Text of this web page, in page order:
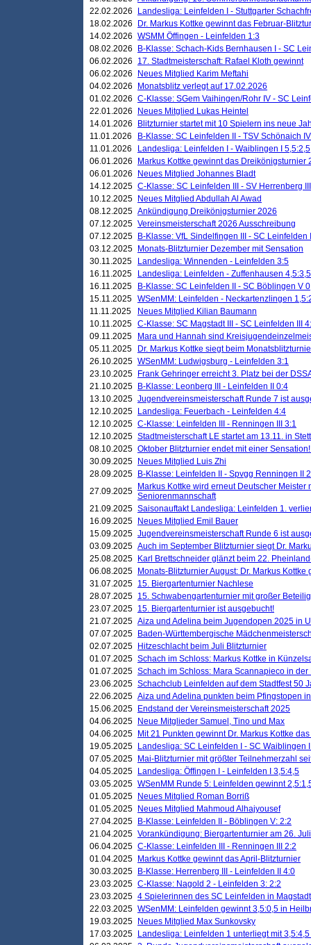
22.02.2026
Landesliga: Leinfelden I - Stuttgarter
18.02.2026
Dr. Markus Kottke gewinnt das Februar-
14.02.2026 WSMM Öffingen - Leinfelden 1:3
08.02.2026
B-Klasse: Schach-Kids Bernhausen I - SC
06.02.2026
17. Stadtmeisterschaft: Rafael Kloth gewinnt
06.02.2026
Neues Mitglied Karim Meftahi
04.02.2026
Monatsblitz verlegt auf 17.02.2026
01.02.2026 C-Klasse: SGem Vaihingen/Rohr IV - SC
22.01.2026
Neues Mitglied Lukas Heintel
14.01.2026
Blitzturnier startet mit 10 Spielern ins neue
11.01.2026
B-Klasse: SC Leinfelden II - TSV Schönaich
11.01.2026
Landesliga: Leinfelden I - Waiblingen I 5,5:2,5
06.01.2026
Markus Kottke gewinnt das Dreikönigsturnier
06.01.2026
Neues Mitglied Johannes Bladt
14.12.2025 C-Klasse: SC Leinfelden III - SV Herrenberg
10.12.2025
Neues Mitglied Abdullah Al Awad
08.12.2025 Ankündigung Dreikönigsturnier 2026
07.12.2025 Vereinsmeisterschaft 2026 Ausschreibung
07.12.2025
B-Klasse: VfL Sindelfingen III - SC Leinfelden
03.12.2025
Monats-Blitzturnier Dezember mit Sensation
30.11.2025
Landesliga: Winnenden - Leinfelden 3:5
16.11.2025
Landesliga: Leinfelden - Zuffenhausen 4,5:3,5
16.11.2025
B-Klasse: SC Leinfelden II - SC Böblingen V
15.11.2025 WSenMM: Leinfelden - Neckartenzlingen
11.11.2025
Neues Mitglied Kilian Baumann
10.11.2025 C-Klasse: SC Magstadt III - SC Leinfelden III
09.11.2025
Mara und Hannah sind
05.11.2025
Dr. Markus Kottke siegt beim
26.10.2025 WSenMM: Ludwigsburg - Leinfelden 3:1
23.10.2025
Frank Gehringer erreicht 3. Platz bei der
21.10.2025
B-Klasse: Leonberg III - Leinfelden II 0:4
13.10.2025 Jugendvereinsmeisterschaft Runde 7 ist
12.10.2025
Landesliga: Feuerbach - Leinfelden 4:4
12.10.2025 C-Klasse: Leinfelden III - Renningen III 3:1
12.10.2025 Stadtmeisterschaft LE startet am 13.11. in
08.10.2025 Oktober Blitzturnier endet mit einer
30.09.2025
Neues Mitglied Luis Zhi
28.09.2025
B-Klasse: Leinfelden II - Spvgg Renningen II
27.09.2025
Markus Kottke wird erneut Deutscher Meister
Seniorenmannschaft
21.09.2025 Saisonauftakt Landesliga: Leinfelden 1.
16.09.2025
Neues Mitglied Emil Bauer
15.09.2025 Jugendvereinsmeisterschaft Runde 6 ist
03.09.2025 Auch im September Blitzturnier siegt Dr.
25.08.2025
Karl Brettschneider glänzt beim 22.
06.08.2025
Monats-Blitzturnier August: Dr. Markus Kottke
31.07.2025 15. Biergartenturnier Nachlese
28.07.2025 15. Schwabengartenturnier mit großer
23.07.2025 15. Biergartenturnier ist ausgebucht!
21.07.2025 Aiza und Adelina beim Jugendopen 2025 in
07.07.2025
Baden-Württembergische
02.07.2025
Hitzeschlacht beim Juli Blitzturnier
01.07.2025 Schach im Schloss: Markus Kottke in
01.07.2025 Schach im Schloss: Mara Scannapieco in der
23.06.2025 Schachclub Leinfelden auf dem Stadtfest 50
22.06.2025 Aiza und Adelina punkten beim Pfingstopen
15.06.2025
Endstand der Vereinsmeisterschaft 2025
04.06.2025
Neue Mitglieder Samuel, Tino und Max
04.06.2025
Mit 21 Punkten gewinnt Dr. Markus Kottke
19.05.2025
Landesliga: SC Leinfelden I - SC Waiblingen
07.05.2025
Mai-Blitzturnier mit größter Teilnehmerzahl
04.05.2025
Landesliga: Öffingen I - Leinfelden I 3,5:4,5
03.05.2025 WSenMM Runde 5: Leinfelden gewinnt
01.05.2025
Neues Mitglied Roman Borriß
01.05.2025
Neues Mitglied Mahmoud Alhajyousef
27.04.2025
B-Klasse: Leinfelden II - Böblingen V: 2:2
21.04.2025 Vorankündigung: Biergartenturnier am 26. Juli
06.04.2025 C-Klasse: Leinfelden III - Renningen III 2:2
01.04.2025
Markus Kottke gewinnt das April-Blitzturnier
30.03.2025
B-Klasse: Herrenberg III - Leinfelden II 4:0
23.03.2025 C-Klasse: Nagold 2 - Leinfelden 3: 2:2
23.03.2025 4 Spielerinnen des SC Leinfelden in Magstadt
22.03.2025 WSenMM: Leinfelden gewinnt 3,5:0,5 in
19.03.2025
Neues Mitglied Max Sunkovsky
17.03.2025
Landesliga: Leinfelden 1 unterliegt mit